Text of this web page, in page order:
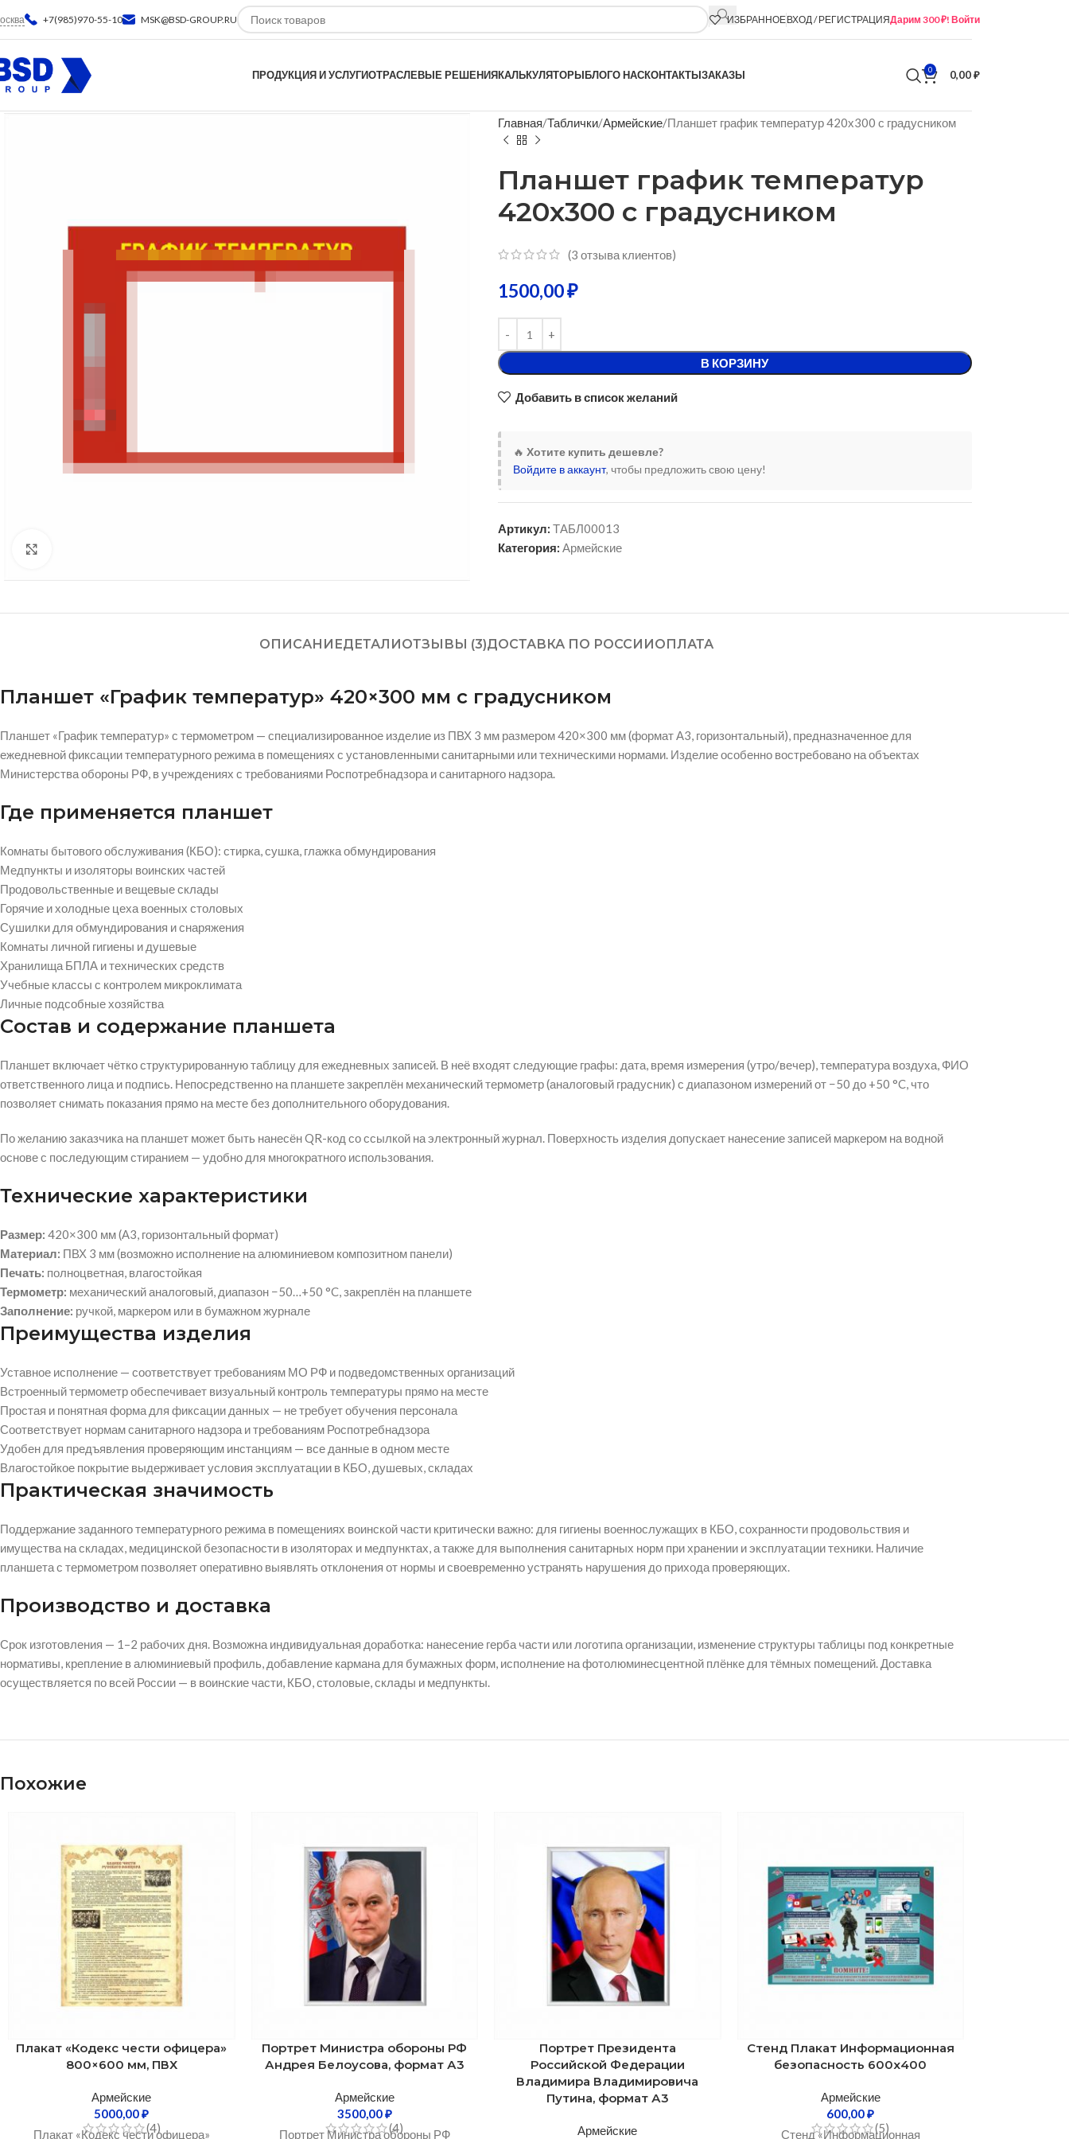
+7(985)970-55-10 MSK@BSD-GROUP.RU ИЗБРАННОЕВХОД / РЕГИСТРАЦИЯДарим 300 ₽! Войти
ПРОДУКЦИЯ И УСЛУГИОТРАСЛЕВЫЕ РЕШЕНИЯКАЛЬКУЛЯТОРЫБЛОГО НАСКОНТАКТЫЗАКАЗЫ 0 0,00₽
Главная Таблички Армейские Планшет график температур 420х300 с градусником
Планшет график температур
420х300 с градусником
(3 отзыва клиентов)
1500,00₽
В КОРЗИНУ
Добавить в список желаний
🔥 Хотите купить дешевле?
Войдите в аккаунт, чтобы предложить свою цену!
Артикул: ТАБЛ00013
Категория: Армейские
ОПИСАНИЕДЕТАЛИ ОТЗЫВЫ (3)ДОСТАВКА ПО РОССИИ ОПЛАТА
Планшет «График температур» 420×300 мм с градусником
Планшет «График температур» с термометром — специализированное изделие из ПВХ 3 мм размером 420×300 мм (формат А3, горизонтальный), предназначенное для
ежедневной фиксации температурного режима в помещениях с установленными санитарными или техническими нормами. Изделие особенно востребовано на объектах
Министерства обороны РФ, в учреждениях с требованиями Роспотребнадзора и санитарного надзора.
Где применяется планшет
Комнаты бытового обслуживания (КБО): стирка, сушка, глажка обмундирования
Медпункты и изоляторы воинских частей
Продовольственные и вещевые склады
Горячие и холодные цеха военных столовых
Сушилки для обмундирования и снаряжения
Комнаты личной гигиены и душевые
Хранилища БПЛА и технических средств
Учебные классы с контролем микроклимата
Личные подсобные хозяйства
Состав и содержание планшета
Планшет включает чётко структурированную таблицу для ежедневных записей. В неё входят следующие графы: дата, время измерения (утро/вечер), температура воздуха, ФИО
ответственного лица и подпись. Непосредственно на планшете закреплён механический термометр (аналоговый градусник) с диапазоном измерений от −50 до +50 °C, что
позволяет снимать показания прямо на месте без дополнительного оборудования.
По желанию заказчика на планшет может быть нанесён QR-код со ссылкой на электронный журнал. Поверхность изделия допускает нанесение записей маркером на водной
основе с последующим стиранием — удобно для многократного использования.
Технические характеристики
Размер: 420×300 мм (А3, горизонтальный формат)
Материал: ПВХ 3 мм (возможно исполнение на алюминиевом композитном панели)
Печать: полноцветная, влагостойкая
Термометр: механический аналоговый, диапазон −50…+50 °C, закреплён на планшете
Заполнение: ручкой, маркером или в бумажном журнале
Преимущества изделия
Уставное исполнение — соответствует требованиям МО РФ и подведомственных организаций
Встроенный термометр обеспечивает визуальный контроль температуры прямо на месте
Простая и понятная форма для фиксации данных — не требует обучения персонала
Соответствует нормам санитарного надзора и требованиям Роспотребнадзора
Удобен для предъявления проверяющим инстанциям — все данные в одном месте
Влагостойкое покрытие выдерживает условия эксплуатации в КБО, душевых, складах
Практическая значимость
Поддержание заданного температурного режима в помещениях воинской части критически важно: для гигиены военнослужащих в КБО, сохранности продовольствия и
имущества на складах, медицинской безопасности в изоляторах и медпунктах, а также для выполнения санитарных норм при хранении и эксплуатации техники. Наличие
планшета с термометром позволяет оперативно выявлять отклонения от нормы и своевременно устранять нарушения до прихода проверяющих.
Производство и доставка
Срок изготовления — 1–2 рабочих дня. Возможна индивидуальная доработка: нанесение герба части или логотипа организации, изменение структуры таблицы под конкретные
нормативы, крепление в алюминиевый профиль, добавление кармана для бумажных форм, исполнение на фотолюминесцентной плёнке для тёмных помещений. Доставка
осуществляется по всей России — в воинские части, КБО, столовые, склады и медпункты.
Похожие
Плакат «Кодекс чести офицера»
800×600 мм, ПВХ
Армейские
5000,00₽
(4)
Плакат «Кодекс чести офицера»
Портрет Министра обороны РФ
Андрея Белоусова, формат А3
Армейские
3500,00₽
(4)
Портрет Министра обороны РФ
Портрет Президента
Российской Федерации
Владимира Владимировича
Путина, формат А3
Армейские
Стенд Плакат Информационная
безопасность 600х400
Армейские
600,00₽
(5)
Стенд «Информационная